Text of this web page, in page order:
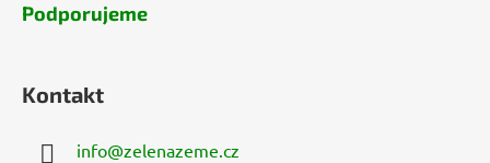
Podporujeme
Kontakt
info@zelenazeme.cz